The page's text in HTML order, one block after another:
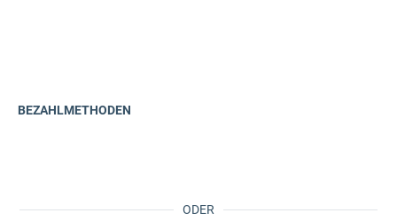
ODER
BEZAHLMETHODEN